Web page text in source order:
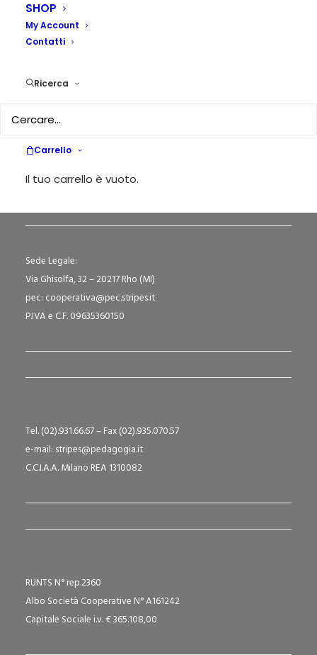
SHOP
My Account
Contatti
Ricerca
Carrello
Il tuo carrello è vuoto.
Articolo vuoto di Pedagogika_X_4-
Diversioni
by Pedagogika.it
Sede Legale:
Via Ghisolfa, 32 – 20217 Rho (MI)
pec: cooperativa@pec.stripes.it
P.IVA e C.F. 09635360150
Tel. (02).931.66.67 – Fax (02).935.070.57
e-mail: stripes@pedagogia.it
C.C.I.A.A. Milano REA 1310082
RUNTS N° rep.2360
Albo Società Cooperative N° A161242
Capitale Sociale i.v. € 365.108,00